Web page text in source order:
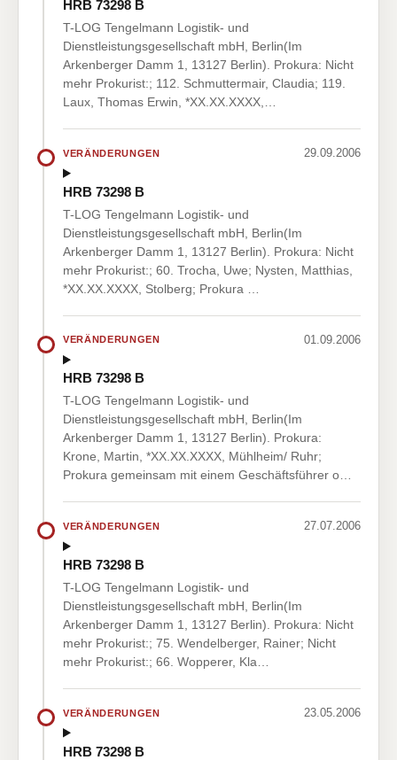
HRB 73298 B
T-LOG Tengelmann Logistik- und
Dienstleistungsgesellschaft mbH, Berlin(Im
Arkenberger Damm 1, 13127 Berlin). Prokura: Nicht
mehr Prokurist:; 112. Schmuttermair, Claudia; 119.
Laux, Thomas Erwin, *XX.XX.XXXX,…
VERÄNDERUNGEN 29.09.2006
HRB 73298 B
T-LOG Tengelmann Logistik- und
Dienstleistungsgesellschaft mbH, Berlin(Im
Arkenberger Damm 1, 13127 Berlin). Prokura: Nicht
mehr Prokurist:; 60. Trocha, Uwe; Nysten, Matthias,
*XX.XX.XXXX, Stolberg; Prokura …
VERÄNDERUNGEN 01.09.2006
HRB 73298 B
T-LOG Tengelmann Logistik- und
Dienstleistungsgesellschaft mbH, Berlin(Im
Arkenberger Damm 1, 13127 Berlin). Prokura:
Krone, Martin, *XX.XX.XXXX, Mühlheim/ Ruhr;
Prokura gemeinsam mit einem Geschäftsführer o…
VERÄNDERUNGEN 27.07.2006
HRB 73298 B
T-LOG Tengelmann Logistik- und
Dienstleistungsgesellschaft mbH, Berlin(Im
Arkenberger Damm 1, 13127 Berlin). Prokura: Nicht
mehr Prokurist:; 75. Wendelberger, Rainer; Nicht
mehr Prokurist:; 66. Wopperer, Kla…
VERÄNDERUNGEN 23.05.2006
HRB 73298 B